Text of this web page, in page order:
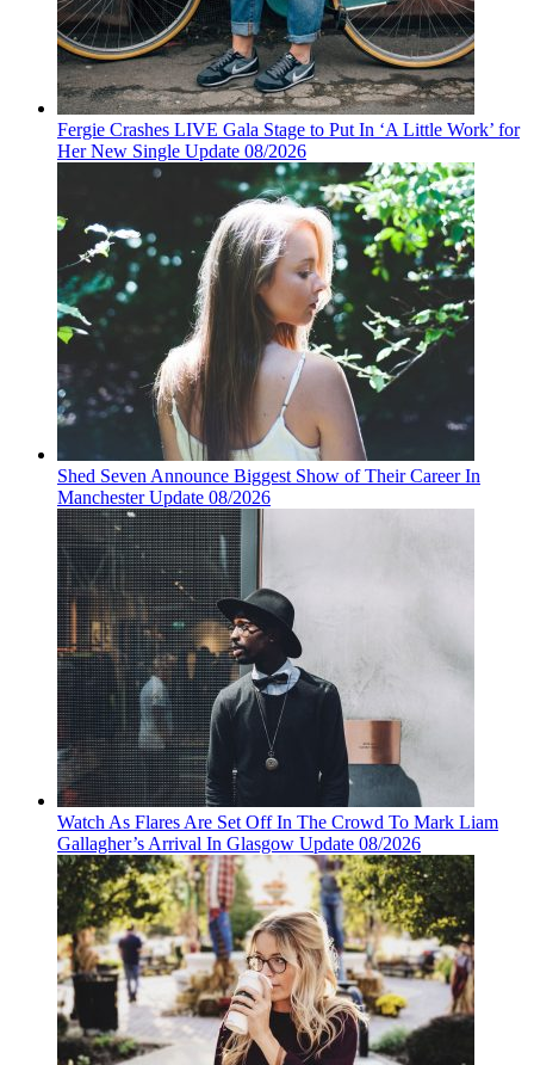
Fergie Crashes LIVE Gala Stage to Put In ‘A Little Work’ for
Her New Single Update 08/2026
Shed Seven Announce Biggest Show of Their Career In
Manchester Update 08/2026
Watch As Flares Are Set Off In The Crowd To Mark Liam
Gallagher’s Arrival In Glasgow Update 08/2026